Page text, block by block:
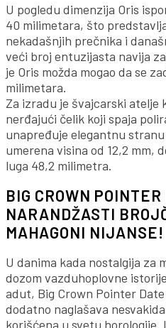
U pogledu dimenzija Oris
40 milimetara, što
nekadašnjih prečnika i
veći broj entuzijasta navija
je Oris možda mogao da se
milimetara.
Za izradu je švajcarski
nerđajući čelik koji spaja
unapređuje elegantnu
umerena visina od 12,2 mm,
luga 48,2 milimetra.
BIG CROWN
NARANDŽASTI
MAHAGONI NIJANSE!
U danima kada nostalgija za
dozom vazduhoplovne
adut, Big Crown Pointer
dodatno naglašava
korišćena u svetu